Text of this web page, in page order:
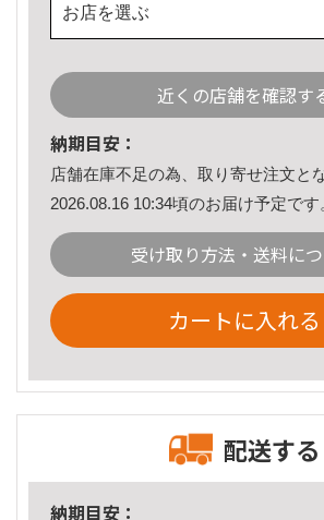
お店を選ぶ
近くの店舗を確認す
納期目安：
店舗在庫不足の為、取り寄せ注文と
2026.08.16 10:34頃のお届け予定です
受け取り方法・送料に
カートに入れる
配送する
納期目安：